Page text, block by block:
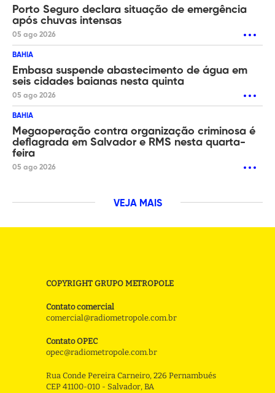
Porto Seguro declara situação de emergência
após chuvas intensas
05 ago 2026
BAHIA
Embasa suspende abastecimento de água em
seis cidades baianas nesta quinta
05 ago 2026
BAHIA
Megaoperação contra organização criminosa é
deflagrada em Salvador e RMS nesta quarta-
feira
05 ago 2026
VEJA MAIS
COPYRIGHT GRUPO METROPOLE
Contato comercial
comercial@radiometropole.com.br
Contato OPEC
opec@radiometropole.com.br
Rua Conde Pereira Carneiro, 226 Pernambués
CEP 41100-010 - Salvador, BA